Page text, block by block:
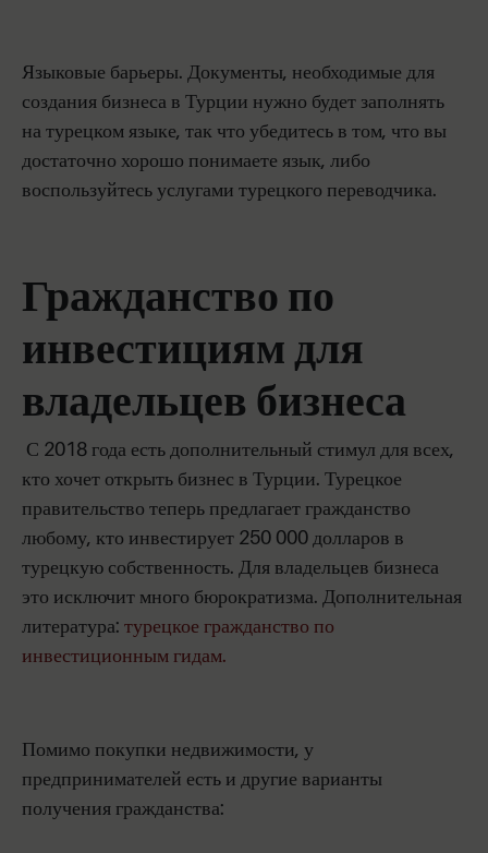
Языковые барьеры. Документы, необходимые для
создания бизнеса в Турции нужно будет заполнять
на турецком языке, так что убедитесь в том, что вы
достаточно хорошо понимаете язык, либо
воспользуйтесь услугами турецкого переводчика.
Гражданство по
инвестициям для
владельцев бизнеса
С 2018 года есть дополнительный стимул для всех,
кто хочет открыть бизнес в Турции. Турецкое
правительство теперь предлагает гражданство
любому, кто инвестирует 250 000 долларов в
турецкую собственность. Для владельцев бизнеса
это исключит много бюрократизма. Дополнительная
литература: турецкое гражданство по
инвестиционным гидам.
Помимо покупки недвижимости, у
предпринимателей есть и другие варианты
получения гражданства: